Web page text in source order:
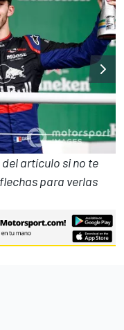
artículo si no te
para verlas